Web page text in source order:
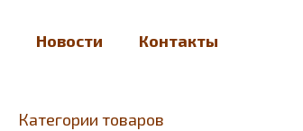
Новости Контакты
Категории товаров